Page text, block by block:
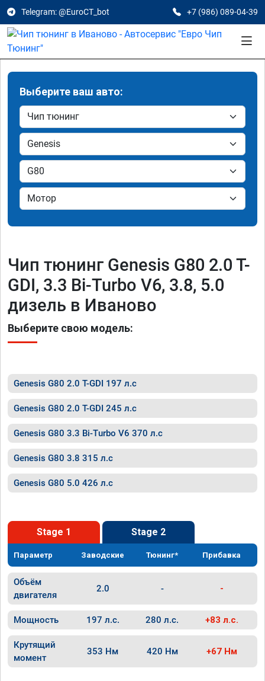
Telegram: @EuroCT_bot +7 (986) 089-04-39
Выберите ваш авто:
Чип тюнинг Genesis G80 2.0 T-
GDI, 3.3 Bi-Turbo V6, 3.8, 5.0
дизель в Иваново
Выберите свою модель:
Genesis G80 2.0 T-GDI 197 л.с
Genesis G80 2.0 T-GDI 245 л.с
Genesis G80 3.3 Bi-Turbo V6 370 л.с
Genesis G80 3.8 315 л.с
Genesis G80 5.0 426 л.с
Stage 1 Stage 2
Параметр Заводские Тюнинг* Прибавка
Объём
двигателя
2.0 - -
Мощность 197 л.с. 280 л.с. +83 л.с.
Крутящий
момент
353 Нм 420 Нм +67 Нм